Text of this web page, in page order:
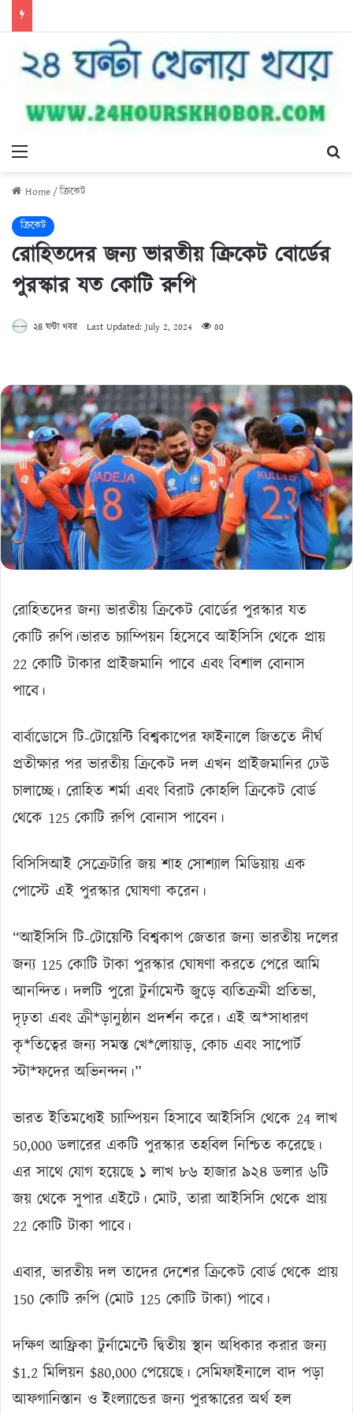
Menu
Home/ক্রিকেট
ক্রিকেট
রোহিতদের জন্য ভারতীয় ক্রিকেট বোর্ডের
পুরস্কার যত কোটি রুপি
২৪ ঘন্টা খবর Last Updated: July 2, 2024 80
রোহিতদের জন্য ভারতীয় ক্রিকেট বোর্ডের পুরস্কার যত
কোটি রুপি।ভারত চ্যাম্পিয়ন হিসেবে আইসিসি থেকে প্রায়
22 কোটি টাকার প্রাইজমানি পাবে এবং বিশাল বোনাস
পাবে।
বার্বাডোসে টি-টোয়েন্টি বিশ্বকাপের ফাইনালে জিততে দীর্ঘ
প্রতীক্ষার পর ভারতীয় ক্রিকেট দল এখন প্রাইজমানির ঢেউ
চালাচ্ছে। রোহিত শর্মা এবং বিরাট কোহলি ক্রিকেট বোর্ড
থেকে 125 কোটি রুপি বোনাস পাবেন।
বিসিসিআই সেক্রেটারি জয় শাহ সোশ্যাল মিডিয়ায় এক
পোস্টে এই পুরস্কার ঘোষণা করেন।
“আইসিসি টি-টোয়েন্টি বিশ্বকাপ জেতার জন্য ভারতীয় দলের
জন্য 125 কোটি টাকা পুরস্কার ঘোষণা করতে পেরে আমি
আনন্দিত। দলটি পুরো টুর্নামেন্ট জুড়ে ব্যতিক্রমী প্রতিভা,
দৃঢ়তা এবং ক্রী*ড়ানুষ্ঠান প্রদর্শন করে। এই অ*সাধারণ
কৃ*তিত্বের জন্য সমস্ত খে*লোয়াড়, কোচ এবং সাপোর্ট
স্টা*ফদের অভিনন্দন।”
ভারত ইতিমধ্যেই চ্যাম্পিয়ন হিসাবে আইসিসি থেকে 24 লাখ
50,000 ডলারের একটি পুরস্কার তহবিল নিশ্চিত করেছে।
এর সাথে যোগ হয়েছে ১ লাখ ৮৬ হাজার ৯২৪ ডলার ৬টি
জয় থেকে সুপার এইটে। মোট, তারা আইসিসি থেকে প্রায়
22 কোটি টাকা পাবে।
এবার, ভারতীয় দল তাদের দেশের ক্রিকেট বোর্ড থেকে প্রায়
150 কোটি রুপি (মোট 125 কোটি টাকা) পাবে।
দক্ষিণ আফ্রিকা টুর্নামেন্টে দ্বিতীয় স্থান অধিকার করার জন্য
$1.2 মিলিয়ন $80,000 পেয়েছে। সেমিফাইনালে বাদ পড়া
আফগানিস্তান ও ইংল্যান্ডের জন্য পুরস্কারের অর্থ হল